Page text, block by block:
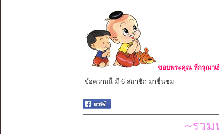
ขอบพระคุณ ที่กรุณาเ
ข้อความนี้ มี 6 สมาชิก มาชื่นชม
~รว